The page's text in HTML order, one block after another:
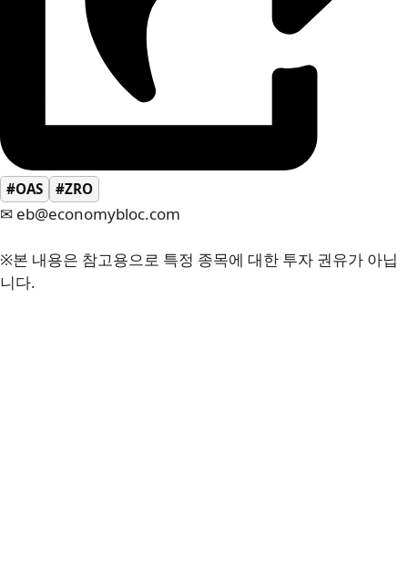
#OAS #ZRO
✉ eb@economybloc.com
※본 내용은 참고용으로 특정 종목에 대한 투자 권유가 아닙
니다.